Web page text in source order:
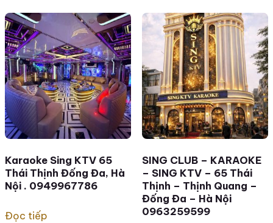
Karaoke Sing KTV 65
Thái Thịnh Đống Đa, Hà
Nội . 0949967786
Đọc tiếp
SING CLUB – KARAOKE
– SING KTV – 65 Thái
Thịnh – Thịnh Quang –
Đống Đa – Hà Nội
0963259599